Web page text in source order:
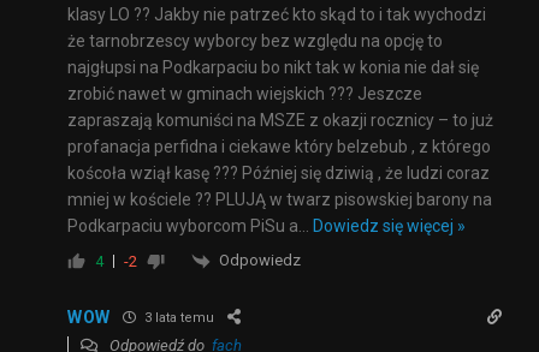
klasy LO ?? Jakby nie patrzeć kto skąd to i tak wychodzi
że tarnobrzescy wyborcy bez względu na opcję to
najgłupsi na Podkarpaciu bo nikt tak w konia nie dał się
zrobić nawet w gminach wiejskich ??? Jeszcze
zapraszają komuniści na MSZE z okazji rocznicy – to już
profanacja perfidna i ciekawe który belzebub , z którego
koścoła wziął kasę ??? Później się dziwią , że ludzi coraz
mniej w kościele ?? PLUJĄ w twarz pisowskiej barony na
Podkarpaciu wyborcom PiSu a
Dowiedz się więcej »
4 -2 Odpowiedz
WOW 3 lata temu
Odpowiedź do fach